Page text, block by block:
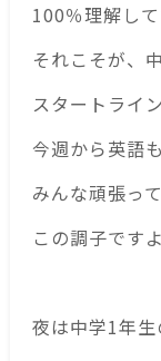
100％理解して
それこそが、
スタートライ
今週から英語
みんな頑張っ
この調子です
夜は中学1年生